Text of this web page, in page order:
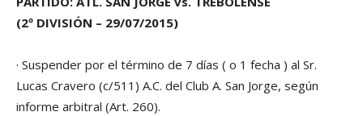
(2º DIVISIÓN – 29/07/2015)
· Suspender por el término de 7 días ( o 1 fecha ) al Sr.
Lucas Cravero (c/511) A.C. del Club A. San Jorge, según
informe arbitral (Art. 260).